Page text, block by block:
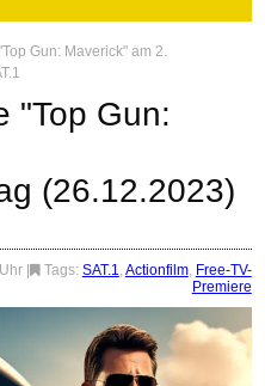
Gun: Maverick" am 2.
"Top Gun:
(26.12.2023)
Tags: SAT.1, Actionfilm, Free-TV-
Premiere